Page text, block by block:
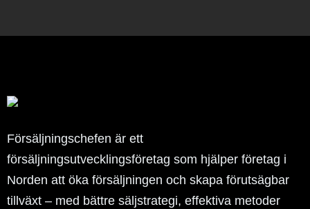
Försäljningschefen är ett
försäljningsutvecklingsföretag som hjälper företag i
Norden att öka försäljningen och skapa förutsägbar
tillväxt – med bättre säljstrategi, effektiva metoder